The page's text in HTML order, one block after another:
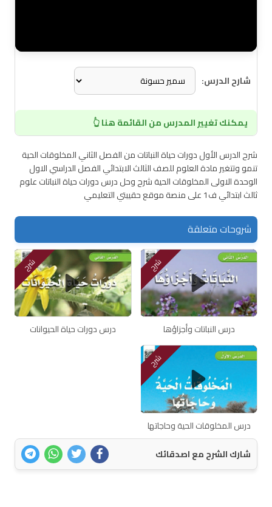
شارح الدرس:
يمكنك تغيير المدرس من القائمة هنا 👆
شرح الدرس الأول دورات حياة النباتات من الفصل الثاني المخلوقات الحية
تنمو وتتغير مادة العلوم للصف الثالث الابتدائي الفصل الدراسي الاول
الوحدة الاولى المخلوقات الحية شرح وحل درس دورات حياة النباتات علوم
ثالث ابتدائي ف1 على منصة موقع حقيبتي التعليمي
شروحات متعلقة
شرح
درس النباتات وأجزاؤها
شرح
درس دورات حياة الحيوانات
شرح
درس المخلوقات الحية وحاجاتها
شارك الشرح مع اصدقائك